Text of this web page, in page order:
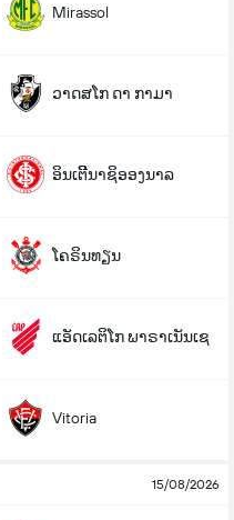
Mirassol
ວາດສໂກ ດາ ກາມາ
ອິນເຕີີນາຊິອອງນາລ
ໂຄຣິນທຽນ
ແອັດເລຕິໂກ ພາຣາເນັນເຊ
Vitoria
15/08/2026